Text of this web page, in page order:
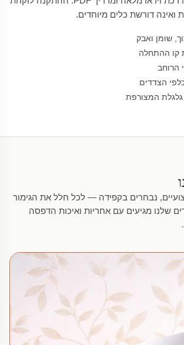
שומן ואבק
קו ההתחלה
הרוחב
הצדדים
גלגלת המצורפת
נבחרים בקפידה — לכל חלל את הגימור
שלנו מגיעים עם אחריות ואיכות הדפסה